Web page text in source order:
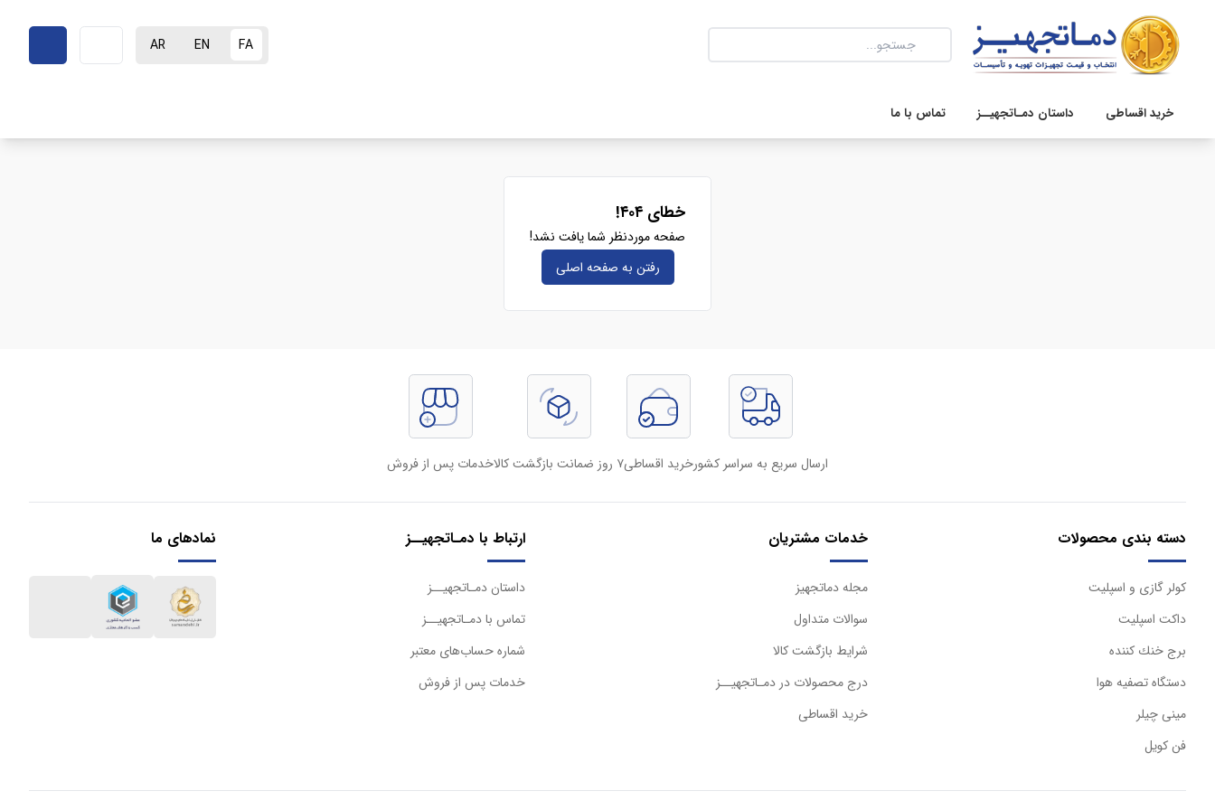
FA
EN
AR
خرید اقساطی داستان دمـاتجهیــز تماس با ما
خطای ۴۰۴!
صفحه موردنظر شما یافت نشد!
رفتن به صفحه‌ اصلی
ارسال سریع به سراسر کشورخرید اقساطی۷ روز ضمانت بازگشت کالا خدمات پس از فروش
دسته بندی محصولات
كولر گازی و اسپليت
داكت اسپليت
برج خنك كننده
دستگاه تصفيه هوا
مینی چیلر
فن کویل
خدمات مشتریان
مجله دماتجهیز
سوالات متداول
شرایط بازگشت کالا
درج محصولات در دمـاتجهیــز
خرید اقساطی
ارتباط با دمـاتجهیــز
داستان دمـاتجهیــز
تماس با دمـاتجهیــز
شماره حساب‌های معتبر
خدمات پس از فروش
نمادهای ما